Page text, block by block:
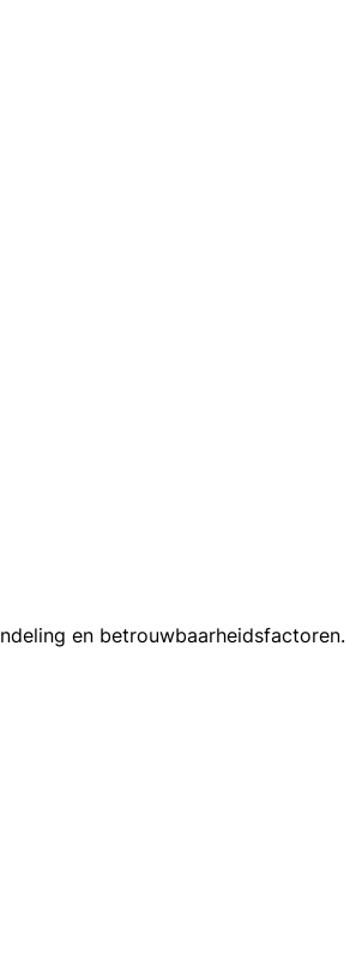
en betrouwbaarheidsfactoren.